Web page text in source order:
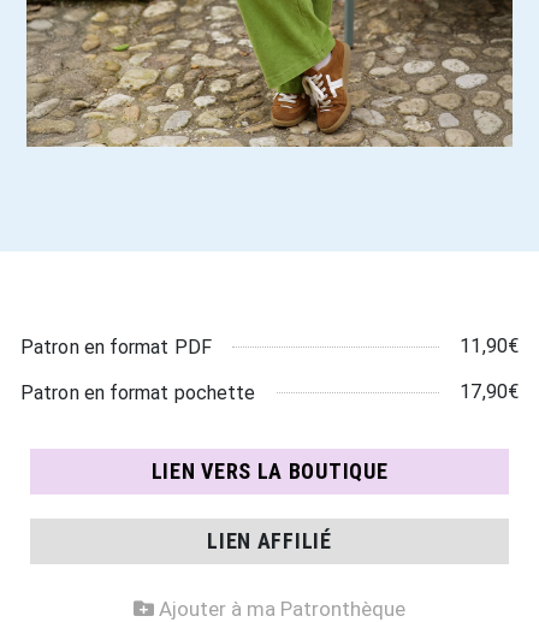
Patron en format PDF 11,90€
Patron en format pochette 17,90€
LIEN VERS LA BOUTIQUE
LIEN AFFILIÉ
Ajouter à ma Patronthèque